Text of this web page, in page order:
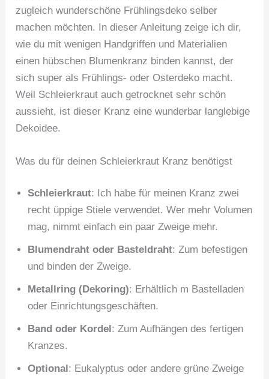
zugleich wunderschöne Frühlingsdeko selber
machen möchten. In dieser Anleitung zeige ich dir,
wie du mit wenigen Handgriffen und Materialien
einen hübschen Blumenkranz binden kannst, der
sich super als Frühlings- oder Osterdeko macht.
Weil Schleierkraut auch getrocknet sehr schön
aussieht, ist dieser Kranz eine wunderbar langlebige
Dekoidee.
Was du für deinen Schleierkraut Kranz benötigst
Schleierkraut: Ich habe für meinen Kranz zwei
recht üppige Stiele verwendet. Wer mehr Volumen
mag, nimmt einfach ein paar Zweige mehr.
Blumendraht oder Basteldraht: Zum befestigen
und binden der Zweige.
Metallring (Dekoring): Erhältlich m Bastelladen
oder Einrichtungsgeschäften.
Band oder Kordel : Zum Aufhängen des fertigen
Kranzes.
Optional : Eukalyptus oder andere grüne Zweige